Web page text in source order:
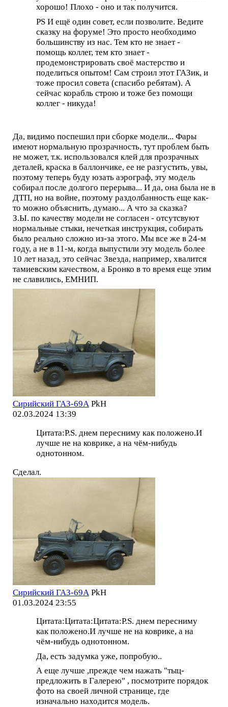
хорошо! Плохо - оно и так получится.
PS И ещё один совет, если позволите. Ведите
сказку на форуме! Это просто необходимо
большинству из нас. Тем кто не знает -
помощь коллег, тем кто знает -
продемонстрировать своё мастерство и
поделиться опытом! Сам строил этот ГАЗик, и
тоже просил совета (спасибо ребятам). А
сейчас корабль строю и тоже без помощи
коллег - никуда!
Да, видимо поспешил при сборке модели... Фары
имеют нормальную прозрачность, тут проблем быть
не может, т.к. использовался клей для прозрачных
деталей, краска в баллончике, ее не разгустить, увы,
поэтому теперь буду юзать аэрограф, эту модель
собирал после долгого перерыва... И да, она была не в
ДТП, но на войне, поэтому раздолбанность еще как-
то можно объяснить, думаю... А что за сказка?
З.Ы. по качеству модели не согласен - отсутсвуют
нормальные стыки, нечеткая инструкция, собирать
было реально сложно из-за этого. Мы все же в 24-м
году, а не в 11-м, когда выпустили эту модель более
10 лет назад, это сейчас Звезда, например, хвалится
тамиевским качеством, а Бронко в то время еще этим
не славились, ЕМНИП.
Сирийский ГАЗ-69А PkH
02.03.2024 13:39
Цитата:P.S. днем пересниму как положено.И
лучше не на коврике, а на чём-нибудь
однотонном.
Сделал.
Сирийский ГАЗ-69А PkH
01.03.2024 23:55
Цитата:Цитата:Цитата:P.S. днем пересниму
как положено.И лучше не на коврике, а на
чём-нибудь однотонном.
Да, есть задумка уже, попробую..
А еще лучше ,прежде чем нажать "тыц-
предложить в Галерею" , посмотрите порядок
фото на своей личной странице, где
изначально находится модель.